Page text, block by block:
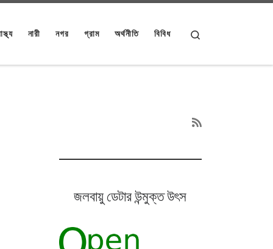
নারী নগর গ্রাম অর্থনীতি বিবিধ
জলবায়ু ডেটার উন্মুক্ত উৎস